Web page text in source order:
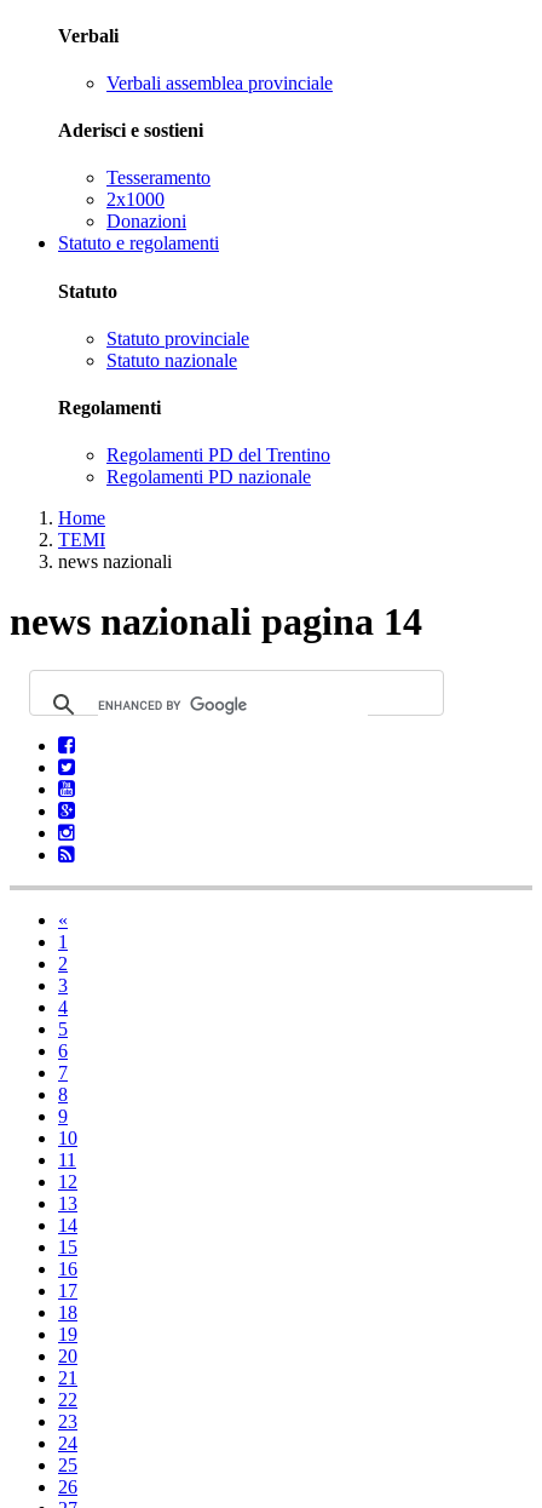
Verbali
Verbali assemblea provinciale
Aderisci e sostieni
Tesseramento
2x1000
Donazioni
Statuto e regolamenti
Statuto
Statuto provinciale
Statuto nazionale
Regolamenti
Regolamenti PD del Trentino
Regolamenti PD nazionale
Home
TEMI
news nazionali
news nazionali pagina 14
«
1
2
3
4
5
6
7
8
9
10
11
12
13
14
15
16
17
18
19
20
21
22
23
24
25
26